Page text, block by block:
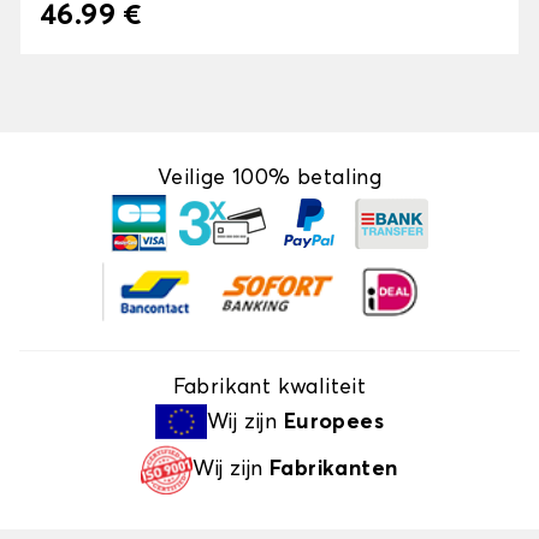
46.99 €
Veilige 100% betaling
Fabrikant kwaliteit
Wij zijn Europees
Wij zijn Fabrikanten